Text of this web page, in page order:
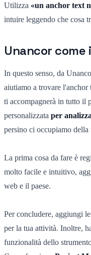
Utilizza «un anchor text
intuire leggendo che cosa
Unancor
In questo senso, da
aiutiamo a trovare l'anchor
ti accompagnerà in tutto il
personalizzata per
persino ci occupiamo della
La prima cosa da fare è
molto facile e intuitivo,
web e il paese.
Per concludere, aggiungi
per la tua attività. Inoltre,
funzionalità dello